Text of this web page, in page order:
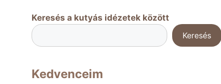
Keresés a kutyás idézetek között
Keresés
Kedvenceim